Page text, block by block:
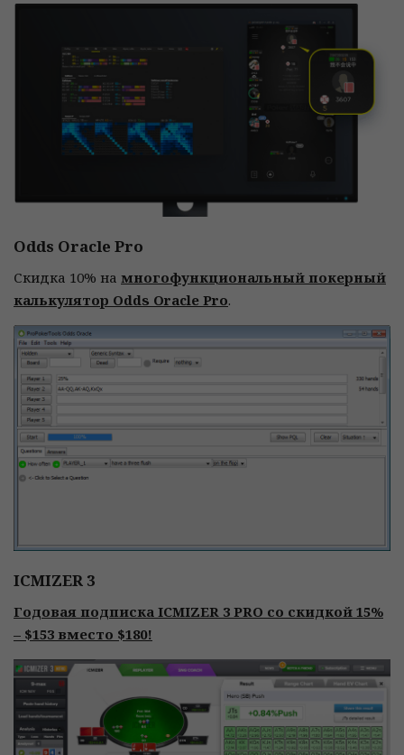
Odds Oracle Pro
Скидка 10% на многофункциональный покерный
калькулятор Odds Oracle Pro.
ICMIZER 3
Годовая подписка ICMIZER 3 PRO со скидкой 15%
– $153 вместо $180!